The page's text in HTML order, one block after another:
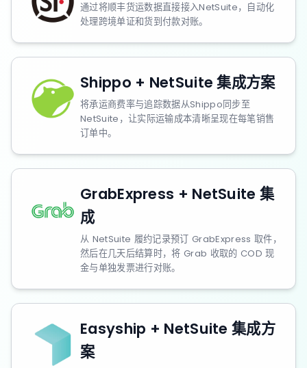
通过将顺丰货运数据直接接入NetSuite，自动化
处理跨境单证和货到付款对账。
Shippo + NetSuite 集成方案
将承运商费率与追踪数据从Shippo同步至
NetSuite，让实际运输成本清晰呈现在每笔销售
订单中。
GrabExpress + NetSuite 集
成
从 NetSuite 履约记录预订 GrabExpress 取件，
然后在几天后结算时，将 Grab 收取的 COD 现
金与单独发票进行对账。
Easyship + NetSuite 集成方
案